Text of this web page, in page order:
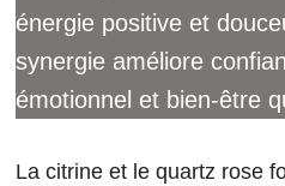
énergie positive et
synergie améliore
émotionnel et bien-être
La citrine et le quartz rose